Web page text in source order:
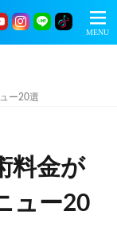
ー20選
料金が
ュー20